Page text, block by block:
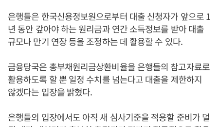
은행들은 한국신용정보원으로부터 대출 신청자가 앞으로 1
년 동안 갚아야 하는 원리금과 연간 소득정보를 받아 대출
규모나 만기 연장 등을 조정하는 데 활용할 수 있다.
금융당국은 총부채원리금상환비율을 은행들의 참고자료로
활용하도록 할 뿐 일정 수치를 넘는다고 대출을 제한하지
않겠다는 입장을 밝혔다.
은행들의 입장에서도 아직 새 심사기준을 적용할 준비가 덜